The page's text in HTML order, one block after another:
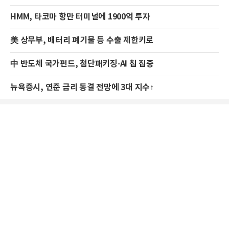
HMM, 타코마 항만 터미널에 1900억 투자
美 상무부, 배터리 폐기물 등 수출 제한키로
中 반도체 국가펀드, 첨단패키징·AI 칩 집중
뉴욕증시, 연준 금리 동결 전망에 3대 지수↑